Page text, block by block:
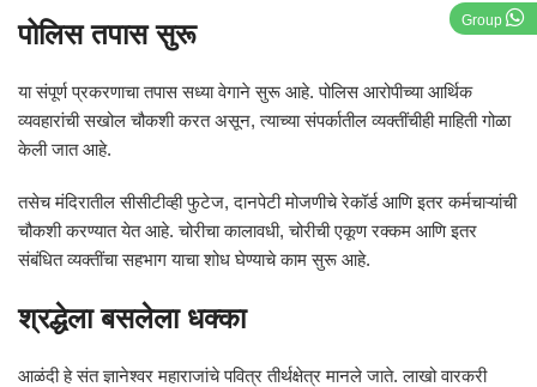
Group
पोलिस तपास सुरू
या संपूर्ण प्रकरणाचा तपास सध्या वेगाने सुरू आहे. पोलिस आरोपीच्या आर्थिक
व्यवहारांची सखोल चौकशी करत असून, त्याच्या संपर्कातील व्यक्तींचीही माहिती गोळा
केली जात आहे.
तसेच मंदिरातील सीसीटीव्ही फुटेज, दानपेटी मोजणीचे रेकॉर्ड आणि इतर कर्मचाऱ्यांची
चौकशी करण्यात येत आहे. चोरीचा कालावधी, चोरीची एकूण रक्कम आणि इतर
संबंधित व्यक्तींचा सहभाग याचा शोध घेण्याचे काम सुरू आहे.
श्रद्धेला बसलेला धक्का
आळंदी हे संत ज्ञानेश्वर महाराजांचे पवित्र तीर्थक्षेत्र मानले जाते. लाखो वारकरी